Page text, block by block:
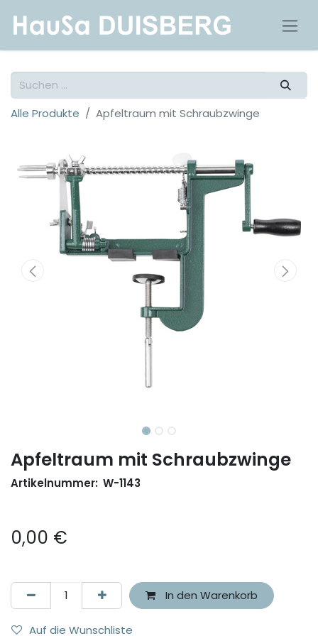
Alle Produkte Apfeltraum mit Schraubzwinge
Apfeltraum mit Schraubzwinge
Artikelnummer: W-1143
0,00 €
In den Warenkorb
Auf die Wunschliste